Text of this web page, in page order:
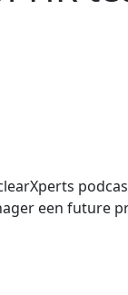
een future